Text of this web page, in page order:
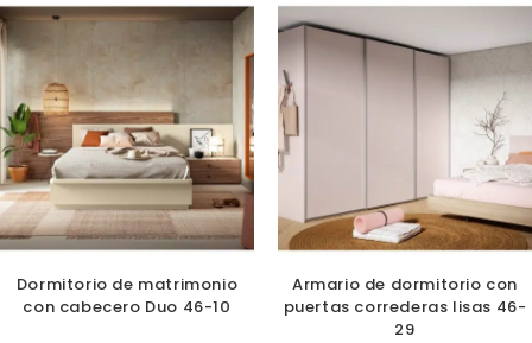
Dormitorio de matrimonio
con cabecero Duo 46-10
Armario de dormitorio con
puertas correderas lisas 46-
29